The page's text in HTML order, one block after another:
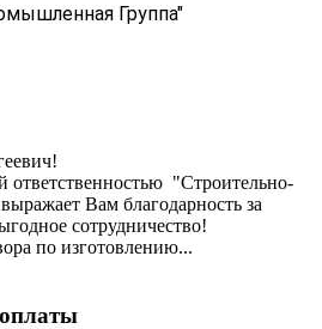
Группа"
ответственностью "Строительно-
Вам благодарность за
сотрудничество!
по изготовлению...